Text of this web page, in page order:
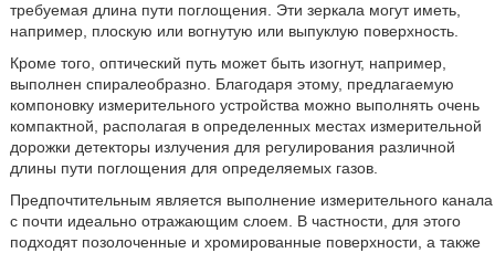
требуемая длина пути поглощения. Эти зеркала могут иметь,
например, плоскую или вогнутую или выпуклую поверхность.
Кроме того, оптический путь может быть изогнут, например,
выполнен спиралеобразно. Благодаря этому, предлагаемую
компоновку измерительного устройства можно выполнять очень
компактной, располагая в определенных местах измерительной
дорожки детекторы излучения для регулирования различной
длины пути поглощения для определяемых газов.
Предпочтительным является выполнение измерительного канала
с почти идеально отражающим слоем. В частности, для этого
подходят позолоченные и хромированные поверхности, а также